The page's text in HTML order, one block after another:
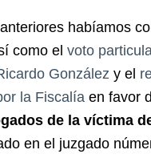
habíamos
como el voto
González y el
la Fiscalía en favor
de la víctima
en el juzgado